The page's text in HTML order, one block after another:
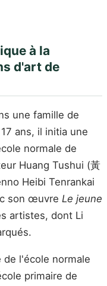
à la
d'art de
une famille de
ans, il initia une
normale de
Huang Tushui (黃
Heibi Tenrankai
son œuvre Le jeune
artistes, dont Li
l'école normale
primaire de